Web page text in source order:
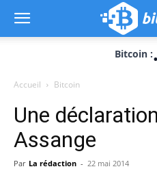
Bitcoin :
Accueil Bitcoin
Une
Assange
Par La rédaction - 22 mai 2014